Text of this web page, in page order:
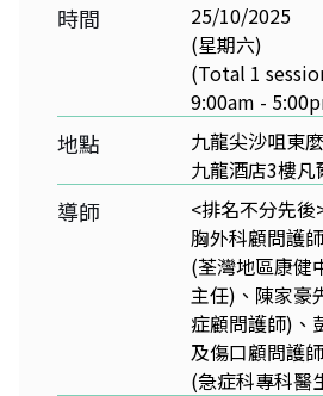
時間
25/10/2025
(星期六)
(Total 1
9:00am -
地點
九龍尖沙咀東
九龍酒店3樓凡
導師
<排名不分先
胸外科顧問護
(荃灣地區康健
主任)、陳家豪
症顧問護師)、
及傷口顧問護
(急症科專科醫